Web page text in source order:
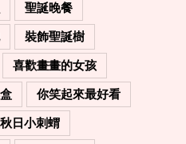
聖誕晚餐
裝飾聖誕樹
喜歡畫畫的女孩
你笑起來最好看
日小刺蝟